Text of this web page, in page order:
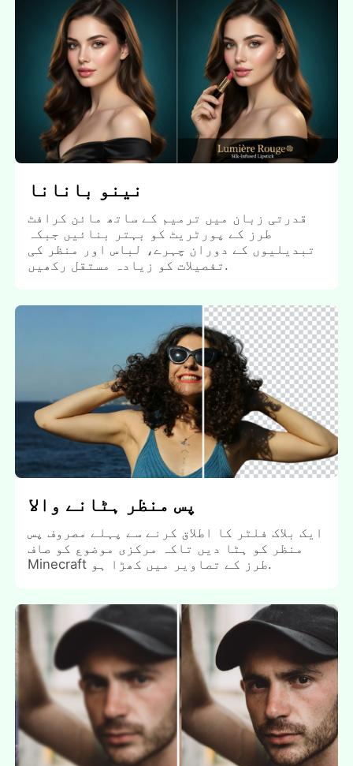
نینو بانانا
قدرتی زبان میں ترمیم کے ساتھ مائن کرافٹ
طرز کے پورٹریٹ کو بہتر بنائیں جبکہ
تبدیلیوں کے دوران چہرے، لباس اور منظر کی
تفصیلات کو زیادہ مستقل رکھیں.
پس منظر ہٹانے والا
ایک بلاک فلٹر کا اطلاق کرنے سے پہلے مصروف پس
منظر کو ہٹا دیں تاکہ مرکزی موضوع کو صاف
Minecraft طرز کے تصاویر میں کھڑا ہو.